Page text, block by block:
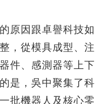
因跟卓譽科技如
，從模具成型、注
件、感測器等上下
是，吳中聚集了科
批機器人及核心零